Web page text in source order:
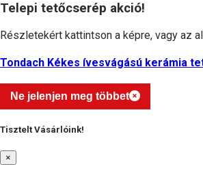
Telepi tetőcserép akció!
Részletekért kattintson a képre, vagy az
Tondach Kékes ívesvágású kerámia
Ne jelenjen meg többet
Tisztelt Vásárlóink!
×